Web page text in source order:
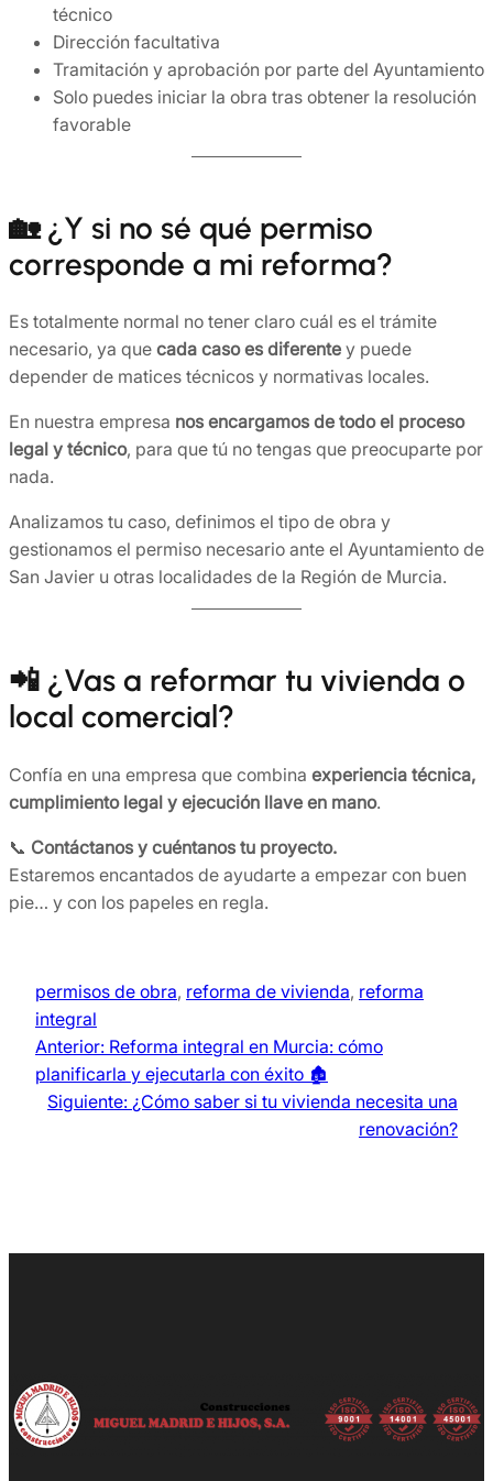
técnico
Dirección facultativa
Tramitación y aprobación por parte del Ayuntamiento
Solo puedes iniciar la obra tras obtener la resolución
favorable
🏡 ¿Y si no sé qué permiso
corresponde a mi reforma?
Es totalmente normal no tener claro cuál es el trámite
necesario, ya que cada caso es diferente y puede
depender de matices técnicos y normativas locales.
En nuestra empresa nos encargamos de todo el proceso
legal y técnico, para que tú no tengas que preocuparte por
nada.
Analizamos tu caso, definimos el tipo de obra y
gestionamos el permiso necesario ante el Ayuntamiento de
San Javier u otras localidades de la Región de Murcia.
📲 ¿Vas a reformar tu vivienda o
local comercial?
Confía en una empresa que combina experiencia técnica,
cumplimiento legal y ejecución llave en mano.
📞 Contáctanos y cuéntanos tu proyecto.
Estaremos encantados de ayudarte a empezar con buen
pie… y con los papeles en regla.
permisos de obra, reforma de vivienda, reforma
integral
Anterior: Reforma integral en Murcia: cómo
planificarla y ejecutarla con éxito 🏚️
Siguiente: ¿Cómo saber si tu vivienda necesita una
renovación?